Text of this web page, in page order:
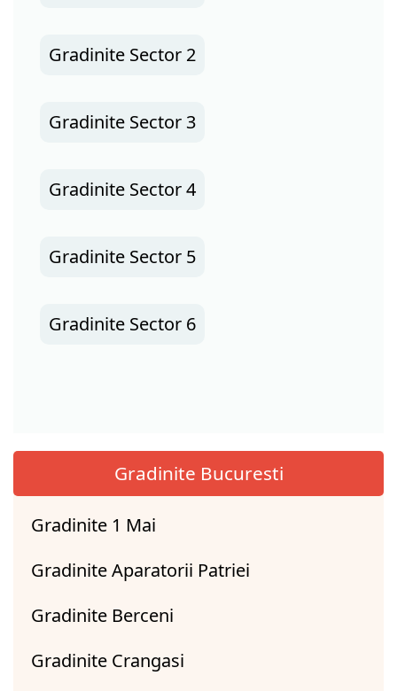
Gradinite Sector 2
Gradinite Sector 3
Gradinite Sector 4
Gradinite Sector 5
Gradinite Sector 6
Gradinite Bucuresti
Gradinite 1 Mai
Gradinite Aparatorii Patriei
Gradinite Berceni
Gradinite Crangasi